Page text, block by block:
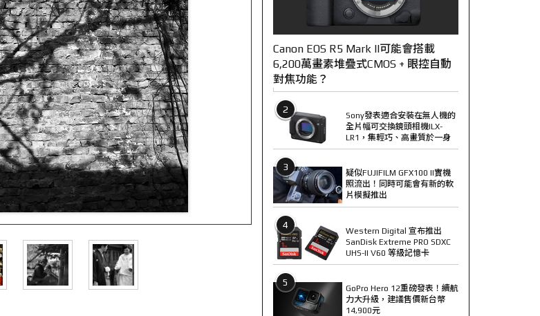
Canon EOS R5 Mark II可能會搭載
6,200萬畫素堆疊式CMOS + 眼控自動
對焦功能？
2
Sony發表適合安裝在無人機的
全片幅可交換鏡頭相機ILX-
LR1，集輕巧、高畫質於一身
3
疑似FUJIFILM GFX100 II實機
照流出！同時可能會有新的軟
片模擬推出
4
Western Digital 宣布推出
SanDisk Extreme PRO SDXC
UHS-II V60 等級記憶卡
5
GoPro Hero 12重磅發表！續航
力大升級，建議售價新台幣
14,900元